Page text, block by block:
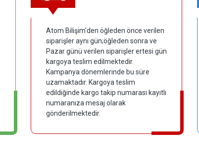
Atom Bilişim'den öğleden önce verilen
siparişler aynı gün;öğleden sonra ve
Pazar günü verilen siparişler ertesi gün
kargoya teslim edilmektedir.
Kampanya dönemlerinde bu süre
uzamaktadır. Kargoya teslim
edildiğinde kargo takip numarası kayıtlı
numaranıza mesaj olarak
gönderilmektedir.